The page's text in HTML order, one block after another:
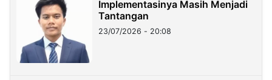
Implementasinya Masih Menjadi
Tantangan
23/07/2026 - 20:08